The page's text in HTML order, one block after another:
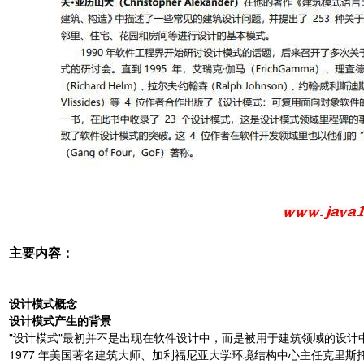
主要内容：
设计模式概念
设计模式产生的背景
"设计模式"最初并不是出现在软件设计中，而是被用于建筑领域的设计
1977 年美国著名建筑大师、加利福尼亚大学环境结构中心主任克里斯